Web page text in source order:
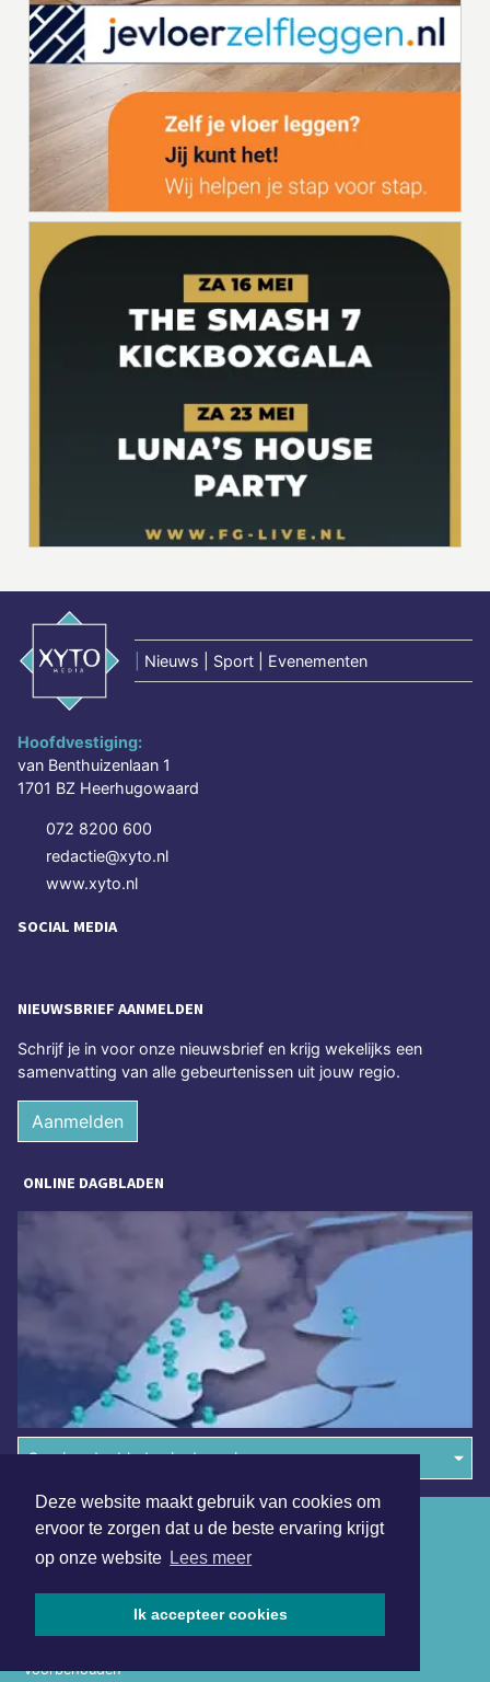
Deze website maakt gebruik van cookies om
ervoor te zorgen dat u de beste ervaring krijgt
op onze website Lees meer
Ik accepteer cookies
Nieuws | Sport | Evenementen
Hoofdvestiging:
van Benthuizenlaan 1
1701 BZ Heerhugowaard
072 8200 600
redactie@xyto.nl
www.xyto.nl
SOCIAL MEDIA
NIEUWSBRIEF AANMELDEN
Schrijf je in voor onze nieuwsbrief en krijg wekelijks een
samenvatting van alle gebeurtenissen uit jouw regio.
Aanmelden
ONLINE DAGBLADEN
Overige dagbladen in de regio
voorbehouden
Algemene voorwaarden
Disclaimer